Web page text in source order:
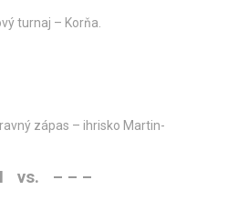
turnaj – Korňa.
zápas – ihrisko Martin-
vs. – – –